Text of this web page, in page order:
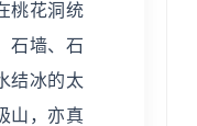
桃花洞统
石墙、石
结冰的太
山，亦真